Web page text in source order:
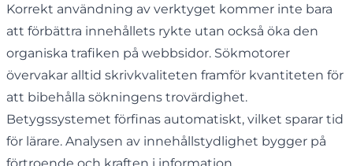
Korrekt användning av verktyget kommer inte bara
att förbättra innehållets rykte utan också öka den
organiska trafiken på webbsidor. Sökmotorer
övervakar alltid skrivkvaliteten framför kvantiteten för
att bibehålla sökningens trovärdighet.
Betygssystemet förfinas automatiskt, vilket sparar tid
för lärare. Analysen av innehållstydlighet bygger på
förtroende och kraften i information.